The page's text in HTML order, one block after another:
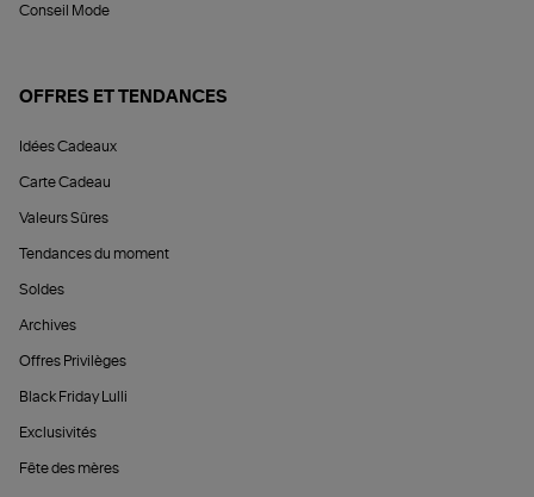
Conseil Mode
OFFRES ET TENDANCES
Idées Cadeaux
Carte Cadeau
Valeurs Sûres
Tendances du moment
Soldes
Archives
Offres Privilèges
Black Friday Lulli
Exclusivités
Fête des mères